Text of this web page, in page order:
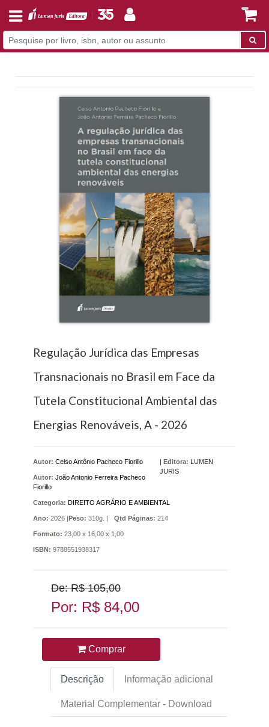
Regulação Jurídica das Empresas
Transnacionais no Brasil em Face da
Tutela Constitucional Ambiental das
Energias Renováveis, A - 2026
Autor: Celso Antônio Pacheco Fiorillo
Autor: João Antonio Ferreira Pacheco
Fiorillo
| Editora: LUMEN
JURIS
Categoria: DIREITO AGRÁRIO E AMBIENTAL
Ano: 2026 |Peso: 310g. | Qtd Páginas: 214
Formato: 23,00 x 16,00 x 1,00
ISBN: 9788551938317
De: R$ 105,00
Por: R$ 84,00
Comprar
Descrição Informação adicional
Material Complementar - Download